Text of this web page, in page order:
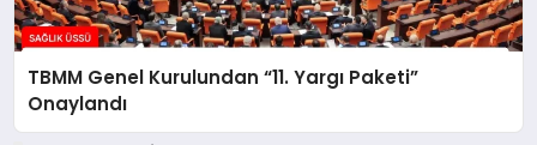
TBMM Genel Kurulundan “11. Yargı Paketi”
Onaylandı